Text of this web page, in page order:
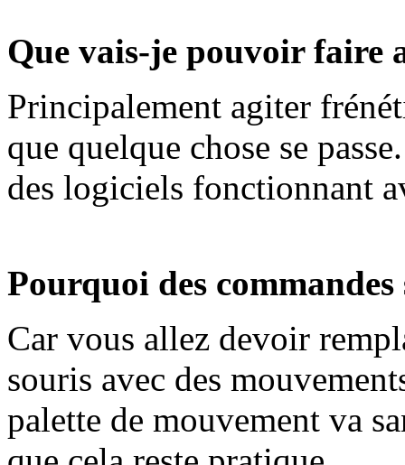
Que vais-je pouvoir faire
Principalement agiter
que quelque chose se
des logiciels fonctionnant
Pourquoi des commandes
Car vous allez devoir
souris avec des
palette de mouvement va